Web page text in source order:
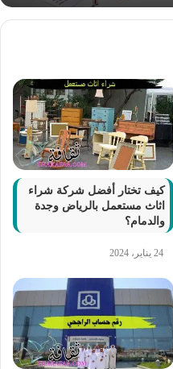
كيف تختار أفضل شركة شراء
اثاث مستعمل بالرياض وجدة
والدمام؟
24 يناير، 2024